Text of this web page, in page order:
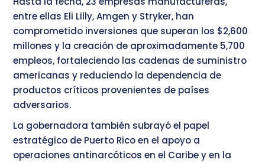
entre ellas Eli Lilly, Amgen y Stryker, han
comprometido inversiones que superan los $2,600
millones y la creación de aproximadamente 5,700
empleos, fortaleciendo las cadenas de suministro
americanas y reduciendo la dependencia de
productos críticos provenientes de países
adversarios.
La gobernadora también subrayó el papel
estratégico de Puerto Rico en el apoyo a
operaciones antinarcóticos en el Caribe y en la